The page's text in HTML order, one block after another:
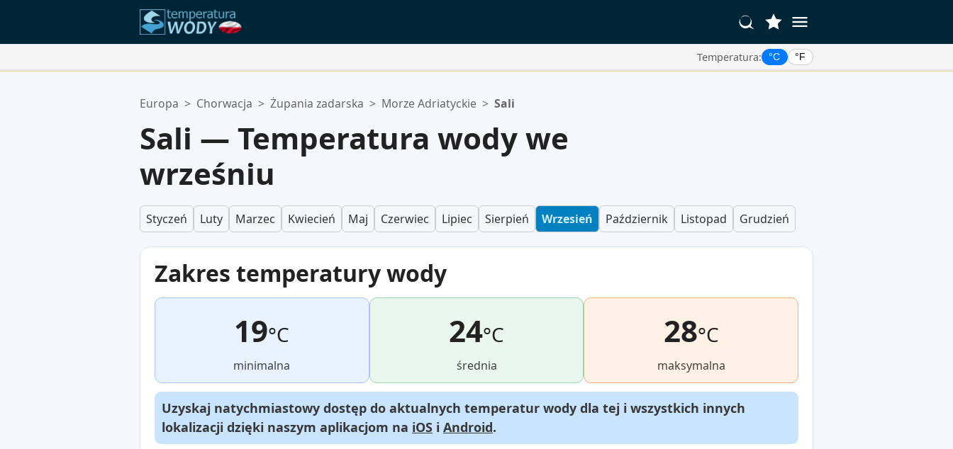
Temperatura: °C °F
Twoja lista ulubionych jest pusta.
Europa > Chorwacja > Żupania zadarska > Morze Adriatyckie > Sali
Sali — Temperatura wody we
wrześniu
Styczeń Luty Marzec Kwiecień Maj Czerwiec Lipiec Sierpień Wrzesień Październik Listopad Grudzień
Zakres temperatury wody
19°C
minimalna
24°C
średnia
28°C
maksymalna
Uzyskaj natychmiastowy dostęp do aktualnych temperatur wody dla tej i wszystkich innych
lokalizacji dzięki naszym aplikacjom na iOS i Android.